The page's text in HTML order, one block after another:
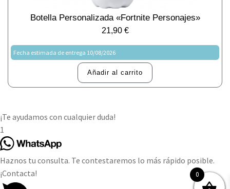
Botella Personalizada «Fortnite Personajes»
21,90 €
Fecha estimada de entrega 10/08/2026
Añadir al carrito
0
¡Te ayudamos con cualquier duda!
1
Haznos tu consulta. Te contestaremos lo más rápido posible.
¡Contacta!